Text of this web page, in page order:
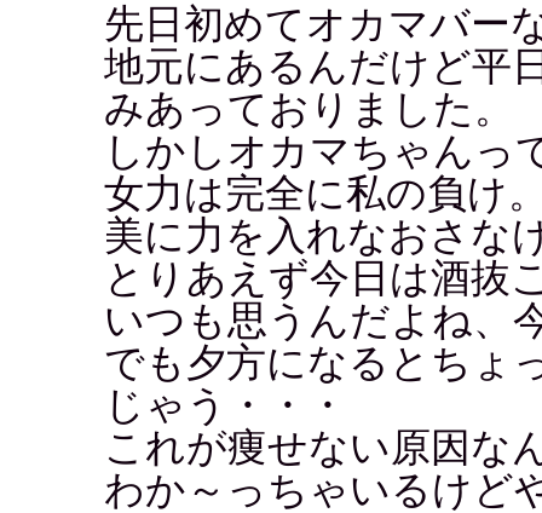
先日初めてオカマバー
地元にあるんだけど平
みあっておりました。
しかしオカマちゃんっ
女力は完全に私の負け
美に力を入れなおさな
とりあえず今日は酒抜
いつも思うんだよね、
でも夕方になるとちょ
じゃう・・・
これが痩せない原因な
わか～っちゃいるけど